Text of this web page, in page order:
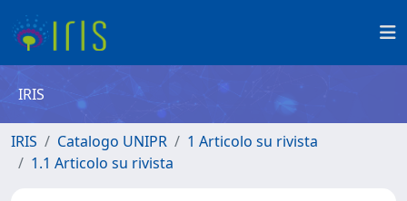
IRIS
IRIS Catalogo UNIPR
1 Articolo su rivista
1.1 Articolo su rivista